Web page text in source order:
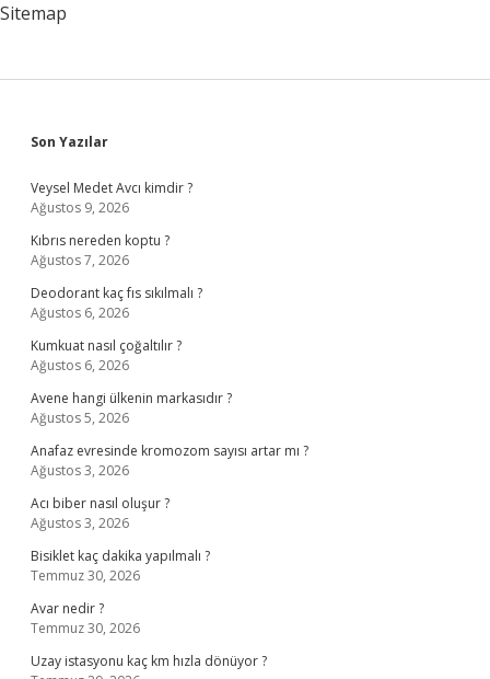
Sitemap
Sidebar
Son Yazılar
Veysel Medet Avcı kimdir ?
Ağustos 9, 2026
Kıbrıs nereden koptu ?
Ağustos 7, 2026
Deodorant kaç fıs sıkılmalı ?
Ağustos 6, 2026
Kumkuat nasıl çoğaltılır ?
Ağustos 6, 2026
Avene hangi ülkenin markasıdır ?
Ağustos 5, 2026
Anafaz evresinde kromozom sayısı artar mı ?
Ağustos 3, 2026
Acı biber nasıl oluşur ?
Ağustos 3, 2026
Bisiklet kaç dakika yapılmalı ?
Temmuz 30, 2026
Avar nedir ?
Temmuz 30, 2026
Uzay istasyonu kaç km hızla dönüyor ?